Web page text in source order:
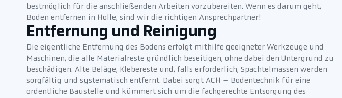
bestmöglich für die anschließenden Arbeiten vorzubereiten. Wenn es darum geht,
Boden entfernen in Holle, sind wir die richtigen Ansprechpartner!
Entfernung und Reinigung
Die eigentliche Entfernung des Bodens erfolgt mithilfe geeigneter Werkzeuge und
Maschinen, die alle Materialreste gründlich beseitigen, ohne dabei den Untergrund zu
beschädigen. Alte Beläge, Klebereste und, falls erforderlich, Spachtelmassen werden
sorgfältig und systematisch entfernt. Dabei sorgt ACH – Bodentechnik für eine
ordentliche Baustelle und kümmert sich um die fachgerechte Entsorgung des